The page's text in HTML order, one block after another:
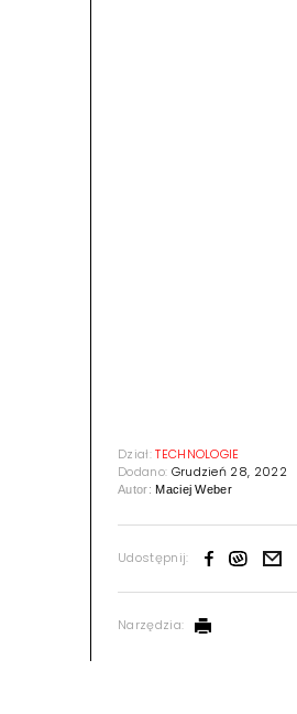
Dział:TECHNOLOGIE
Dodano:Grudzień 28, 2022